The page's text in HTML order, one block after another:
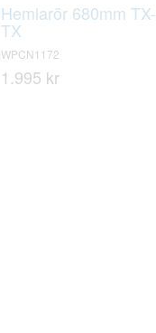
Hemlarör 680mm TX-
TX
WPCN1172
1.995 kr